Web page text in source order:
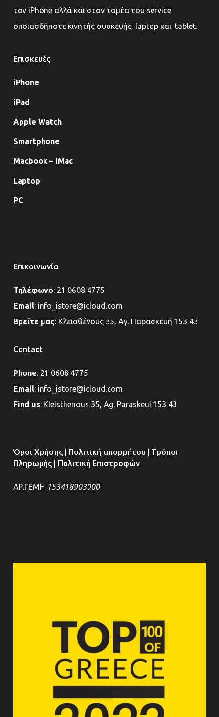
τον iPhone αλλά και στον τομέα του service
οποιασδήποτε κινητής συσκευής, laptop και tablet.
Επισκευές
iPhone
iPad
Apple Watch
Smartphone
Macbook – iMac
Laptop
PC
Επικοινωνία
Τηλέφωνο: 21 0608 4775
Email: info_istore@icloud.com
Βρείτε μας: Κλεισθένους 35, Αγ. Παρασκευή 153 43
Contact
Phone: 21 0608 4775
Email: info_istore@icloud.com
Find us: Kleisthenous 35, Ag. Paraskeui 153 43
Όροι Χρήσης| Πολιτική απορρήτου
Τρόποι
Πληρωμής| Πολιτική Επιστροφών
ΑΡ.ΓΕΜΗ 153418903000